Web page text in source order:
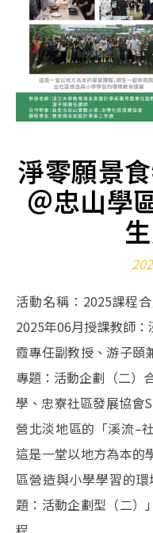
淨零願景
＠忠山學
活動名稱：2025課程合展｜淡味創生見里山日期時間：
2025年06月授課教師
霞專任副教授、游子頤
專題：活動企劃（二）
學、忠寮社區發展協會
營北淡地區的「溪流–
這是一堂以地方為本的
區營造與小學學習的
題：活動企劃型（二）